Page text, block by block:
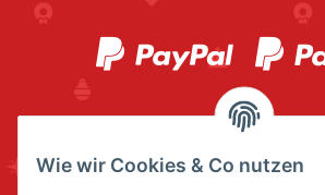
Wie wir Cookies & Co nutzen